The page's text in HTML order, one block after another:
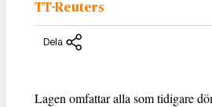
TT-Reuters
Dela
Lagen omfattar alla som tidigare